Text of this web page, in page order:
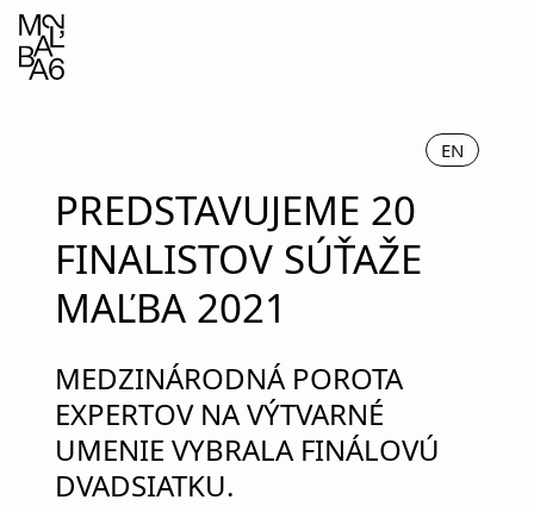
EN
PREDSTAVUJEME 20
FINALISTOV SÚŤAŽE
MAĽBA 2021
MEDZINÁRODNÁ POROTA
EXPERTOV NA VÝTVARNÉ
UMENIE VYBRALA FINÁLOVÚ
DVADSIATKU.